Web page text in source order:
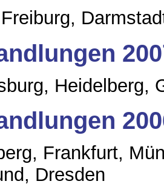
Heidelberg,
Frankfurt,
Dresden